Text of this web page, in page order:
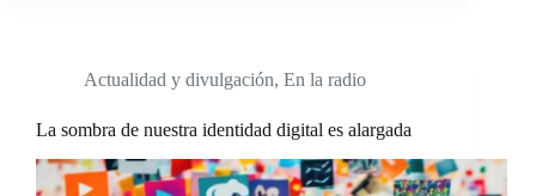
Actualidad y divulgación, En la radio
La sombra de nuestra identidad digital es alargada